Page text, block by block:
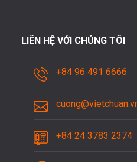
LIÊN HỆ VỚI CHÚNG TÔI
+84 96 491 6666
+84 24 3783 2374